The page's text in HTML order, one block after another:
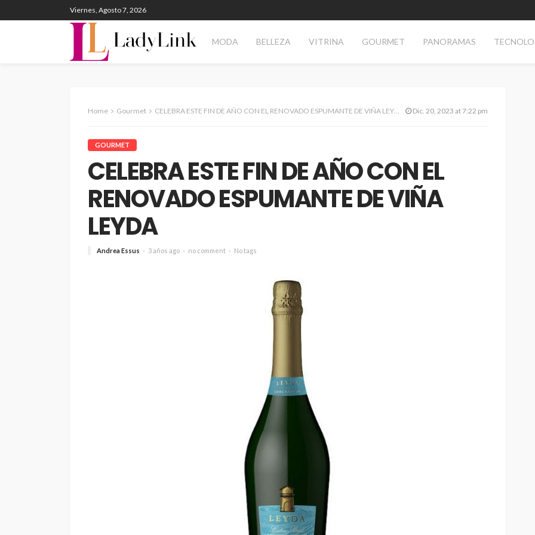
Viernes, Agosto 7, 2026
MODA BELLEZA VITRINA GOURMET PANORAMAS
Home Gourmet CELEBRA ESTE FIN DE AÑO CON EL RENOVADO ESPUMANTE DE VIÑA LEYDA Dic. 20, 2023 at 7:22 pm
GOURMET
CELEBRA ESTE FIN DE AÑO CON EL
RENOVADO ESPUMANTE DE VIÑA
LEYDA
Andrea Essus 3 años ago no comment No tags
5 decisiones que marcan la
diferencia en tu bienestar